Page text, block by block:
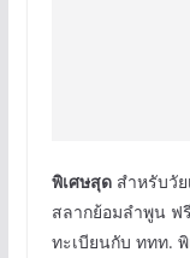
พิเศษสุดสำหรับวัย
สลากย้อมลำพูน ฟ
ทะเบียนกับ ททท.